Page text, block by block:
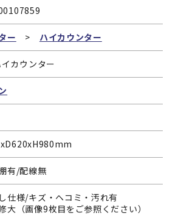
ー > ハイカウンター
カウンター
有/配線無
仕様/キズ・ヘコミ・汚れ有
大（画像9枚目をご参照ください）